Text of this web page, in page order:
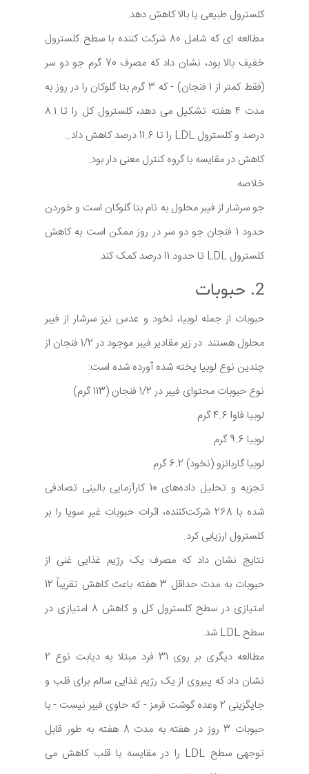
کلسترول طبیعی یا بالا کاهش دهد.
مطالعه ‌ای که شامل 80 شرکت‌ کننده با سطح کلسترول
خفیف بالا بود، نشان داد که مصرف 70 گرم جو دو سر
(فقط کمتر از 1 فنجان) - که 3 گرم بتا گلوکان را در روز به
مدت 4 هفته تشکیل می ‌دهد، کلسترول کل را تا 8.1
درصد و کلسترول LDL را تا 11.6 درصد کاهش داد..
کاهش در مقایسه با گروه کنترل معنی دار بود.
خلاصه
جو سرشار از فیبر محلول به نام بتا گلوکان است و خوردن
حدود 1 فنجان جو دو سر در روز ممکن است به کاهش
کلسترول LDL تا حدود 11 درصد کمک کند.
2. حبوبات
حبوبات از جمله لوبیا، نخود و عدس نیز سرشار از فیبر
محلول هستند. در زیر مقادیر فیبر موجود در 1/2 فنجان از
چندین نوع لوبیا پخته شده آورده شده است:
نوع حبوبات محتوای فیبر در 1/2 فنجان (113 گرم)
لوبیا فاوا 4.6 گرم
لوبیا 9.6 گرم
لوبیا گاربانزو (نخود) 6.2 گرم
تجزیه و تحلیل داده‌های 10 کارآزمایی بالینی تصادفی
شده با 268 شرکت‌کننده، اثرات حبوبات غیر سویا را بر
کلسترول ارزیابی کرد.
نتایج نشان داد که مصرف یک رژیم غذایی غنی از
حبوبات به مدت حداقل 3 هفته باعث کاهش تقریباً 12
امتیازی در سطح کلسترول کل و کاهش 8 امتیازی در
سطح LDL شد.
مطالعه دیگری بر روی 31 فرد مبتلا به دیابت نوع 2
نشان داد که پیروی از یک رژیم غذایی سالم برای قلب و
جایگزینی 2 وعده گوشت قرمز - که حاوی فیبر نیست - با
حبوبات 3 روز در هفته به مدت 8 هفته به طور قابل
توجهی سطح LDL را در مقایسه با قلب کاهش می